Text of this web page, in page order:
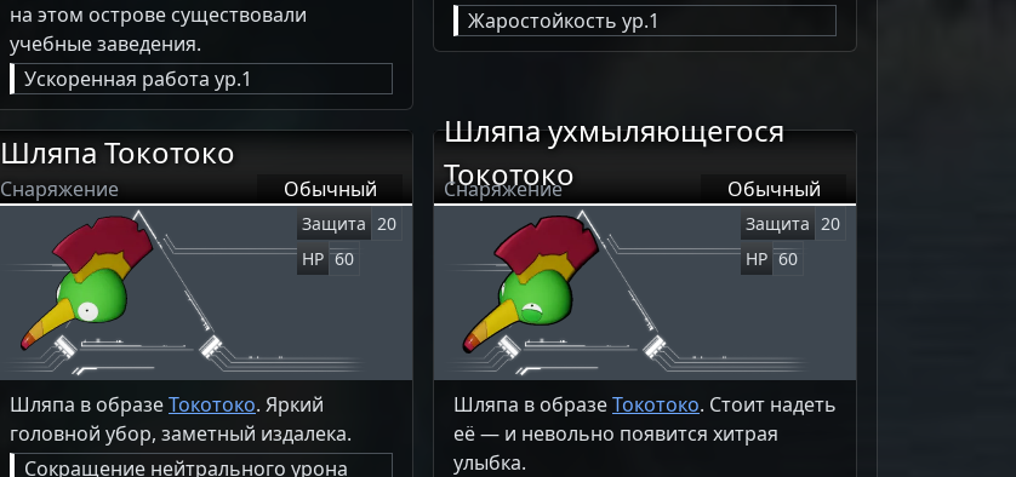
на этом острове существовали
учебные заведения.
Ускоренная работа ур.1
Жаростойкость ур.1
Шляпа Токотоко
Снаряжение Обычный
Защита 20
HP 60
Шляпа в образеТокотоко. Яркий
головной убор, заметный издалека.
Сокращение нейтрального урона
Шляпа ухмыляющегося
Токотоко
Снаряжение Обычный
Защита 20
HP 60
Шляпа в образеТокотоко. Стоит надеть
её — и невольно появится хитрая
улыбка.